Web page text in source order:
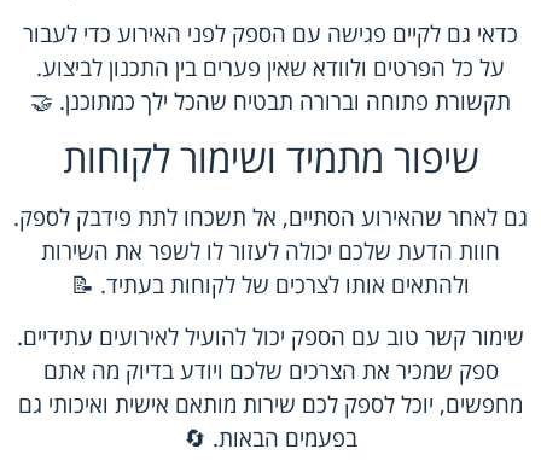
כדאי גם לקיים פגישה עם הספק לפני האירוע כדי לעבור
על כל הפרטים ולוודא שאין פערים בין התכנון לביצוע.
תקשורת פתוחה וברורה תבטיח שהכל ילך כמתוכנן. 🤝
שיפור מתמיד ושימור לקוחות
גם לאחר שהאירוע הסתיים, אל תשכחו לתת פידבק לספק.
חוות הדעת שלכם יכולה לעזור לו לשפר את השירות
ולהתאים אותו לצרכים של לקוחות בעתיד. 📝
שימור קשר טוב עם הספק יכול להועיל לאירועים עתידיים.
ספק שמכיר את הצרכים שלכם ויודע בדיוק מה אתם
מחפשים, יוכל לספק לכם שירות מותאם אישית ואיכותי גם
בפעמים הבאות. 🔄